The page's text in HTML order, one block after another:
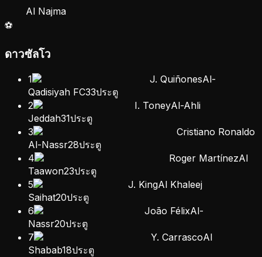
Al Najma
⚽
ดาวซัลโว
1 J. QuiñonesAl-
Qadisiyah FC33ประตู
2
I. ToneyAl-Ahli
Jeddah31ประตู
3
Cristiano Ronaldo
Al-Nassr28ประตู
4
Roger MartínezAl
Taawon23ประตู
5
J. KingAl Khaleej
Saihat20ประตู
6
João FélixAl-
Nassr20ประตู
7
Y. CarrascoAl
Shabab18ประตู